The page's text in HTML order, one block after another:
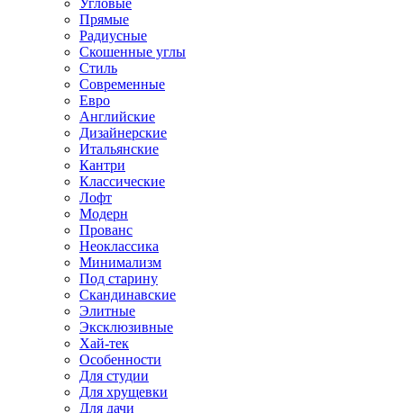
Угловые
Прямые
Радиусные
Скошенные углы
Стиль
Современные
Евро
Английские
Дизайнерские
Итальянские
Кантри
Классические
Лофт
Модерн
Прованс
Неоклассика
Минимализм
Под старину
Скандинавские
Элитные
Эксклюзивные
Хай-тек
Особенности
Для студии
Для хрущевки
Для дачи